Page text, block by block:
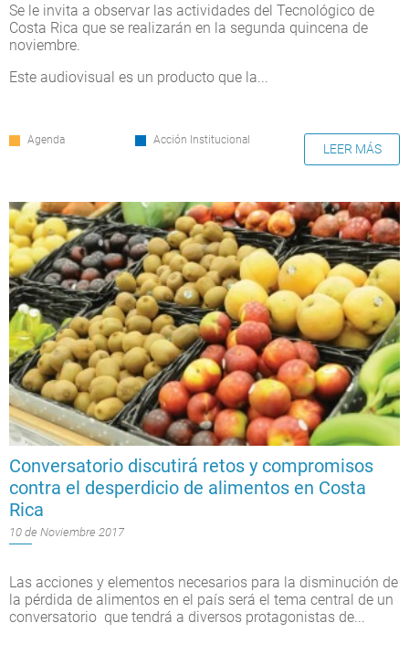
Se le invita a observar las actividades del Tecnológico de
Costa Rica que se realizarán en la segunda quincena de
noviembre.
Este audiovisual es un producto que la...
Agenda Acción Institucional
LEER MÁS
Conversatorio discutirá retos y compromisos
contra el desperdicio de alimentos en Costa
Rica
10 de Noviembre 2017
Las acciones y elementos necesarios para la disminución de
la pérdida de alimentos en el país será el tema central de un
conversatorio que tendrá a diversos protagonistas de...